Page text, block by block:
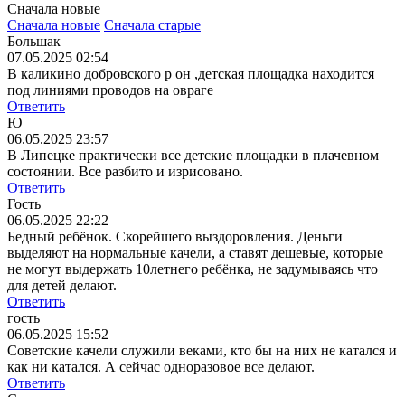
Сначала новые
Сначала новые Сначала старые
Большак
07.05.2025 02:54
В каликино добровского р он ,детская площадка находится
под линиями проводов на овраге
Ответить
Ю
06.05.2025 23:57
В Липецке практически все детские площадки в плачевном
состоянии. Все разбито и изрисовано.
Ответить
Гость
06.05.2025 22:22
Бедный ребёнок. Скорейшего выздоровления. Деньги
выделяют на нормальные качели, а ставят дешевые, которые
не могут выдержать 10летнего ребёнка, не задумываясь что
для детей делают.
Ответить
гость
06.05.2025 15:52
Советские качели служили веками, кто бы на них не катался и
как ни катался. А сейчас одноразовое все делают.
Ответить